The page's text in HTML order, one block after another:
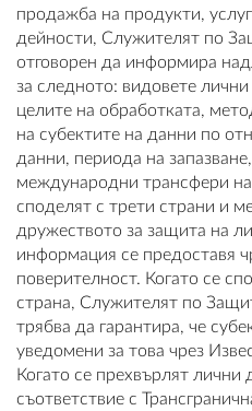
продажба на продукти,
дейности, Служителят по
отговорен да информира
за следното: видовете
целите на обработката,
на субектите на данни по
данни, периода на
международни трансфери
споделят с трети страни и
дружеството за защита на
информация се предоставя
поверителност. Когато се
страна, Служителят по
трябва да гарантира, че
уведомени за това чрез
Когато се прехвърлят
съответствие с